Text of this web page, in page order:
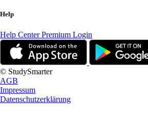
Help
Help CenterPremium Login
© StudySmarter
AGB
Impressum
Datenschutzerklärung